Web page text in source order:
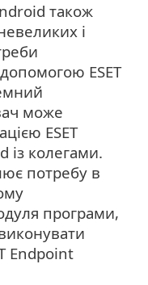
також
і
ESET
може
ESET
із колегами.
потребу в
програми,
Endpoint